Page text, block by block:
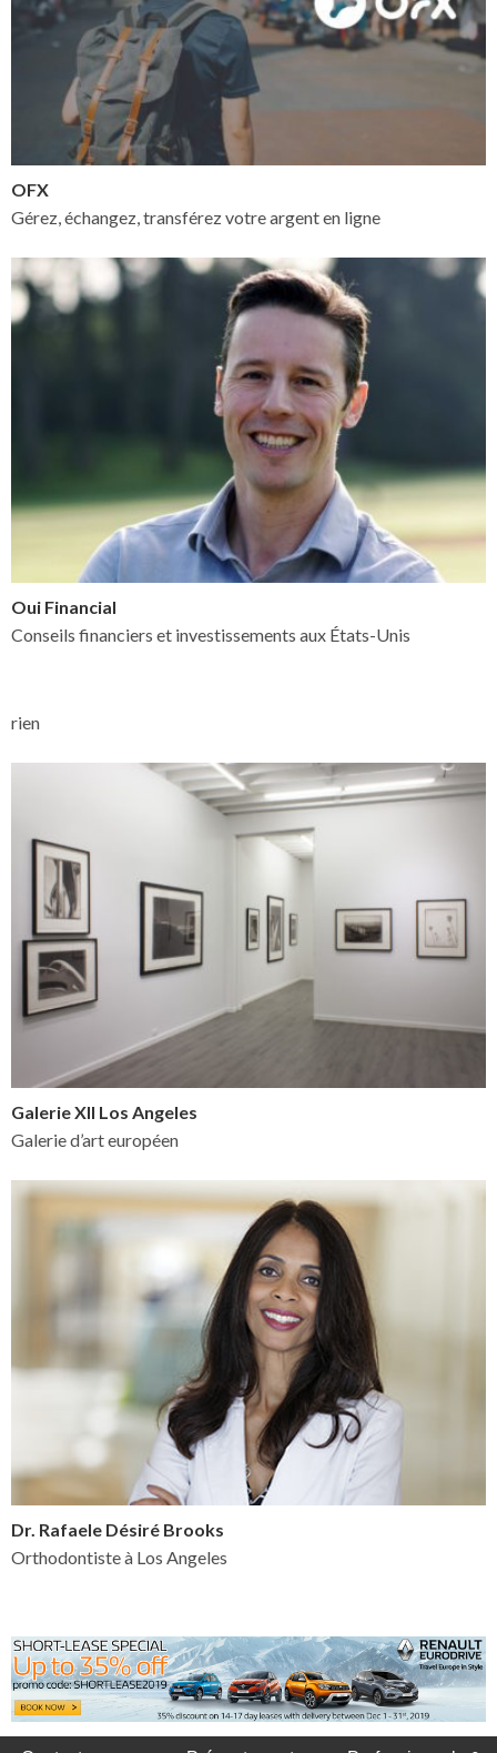
OFX
Gérez, échangez, transférez votre argent en ligne
Oui Financial
Conseils financiers et investissements aux États-Unis
rien
Galerie XII Los Angeles
Galerie d’art européen
Dr. Rafaele Désiré Brooks
Orthodontiste à Los Angeles